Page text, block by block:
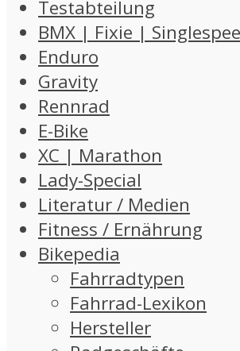
Testabteilung
BMX | Fixie |
Enduro
Gravity
Rennrad
E-Bike
XC | Marathon
Lady-Special
Literatur / Medien
Fitness / Ernährung
Bikepedia
Fahrradtypen
Fahrrad-Lexikon
Hersteller